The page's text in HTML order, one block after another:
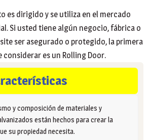
es dirigido y se utiliza en el mercado
Si usted tiene algún negocio, fábrica o
ser asegurado o protegido, la primera
considerar es un Rolling Door.
y composición de materiales y
están hechos para crear la
su propiedad necesita.